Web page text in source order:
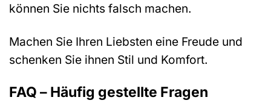
können Sie nichts falsch machen.
Machen Sie Ihren Liebsten eine Freude und
schenken Sie ihnen Stil und Komfort.
FAQ – Häufig gestellte Fragen